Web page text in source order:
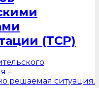
(ТСР)